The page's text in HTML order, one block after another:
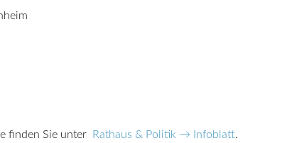
finden Sie unter Rathaus & Politik → Infoblatt.